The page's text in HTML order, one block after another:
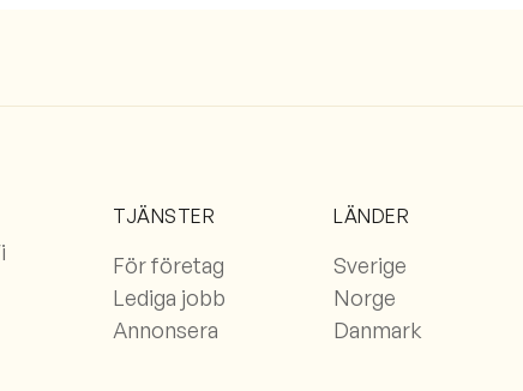
TJÄNSTER
För företag
Lediga jobb
Annonsera
LÄNDER
Sverige
Norge
Danmark